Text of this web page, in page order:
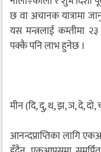
छ वा अचानक यात्रामा
यस मन्त्रलाई कम्तीमा
पक्कै पनि लाभ हुनेछ ।
मीन (दि, दु, थ, झ, ञ, दे, दो,
आनन्दप्राप्तिका लागि